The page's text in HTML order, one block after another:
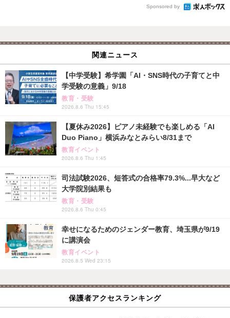
Sponsored by
関連ニュース
【中学受験】希学園「AI・SNS時代の子育てと中
学受験の意義」9/18
教育・受験
2026.8.6 Thu 15:45
【夏休み2026】ピアノ未経験でも楽しめる「AI
Duo Piano」横浜みなとみらい8/31まで
教育イベント
2026.8.6 Thu 1:45
司法試験2026、短答式の合格率79.3%...早大など
大学院別結果も
教育・受験
2026.8.6 Thu 0:45
幸せになるためのジェンダー教育、埼玉県が9/19
に講演会
教育イベント
2026.8.5 Wed 23:15
保護者アクセスランキング